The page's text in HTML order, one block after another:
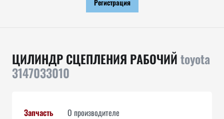
Регистрация
ЦИЛИНДР СЦЕПЛЕНИЯ РАБОЧИЙtoyota
3147033010
Запчасть О производителе